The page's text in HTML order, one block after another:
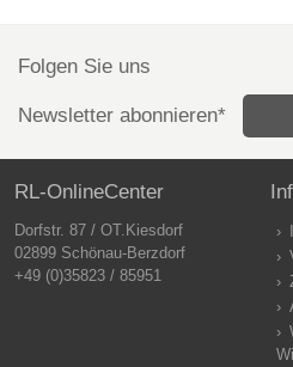
Folgen Sie uns
Newsletter abonnieren*
RL-OnlineCenter
Dorfstr. 87 / OT.Kiesdorf
02899 Schönau-Berzdorf
+49 (0)35823 / 85951